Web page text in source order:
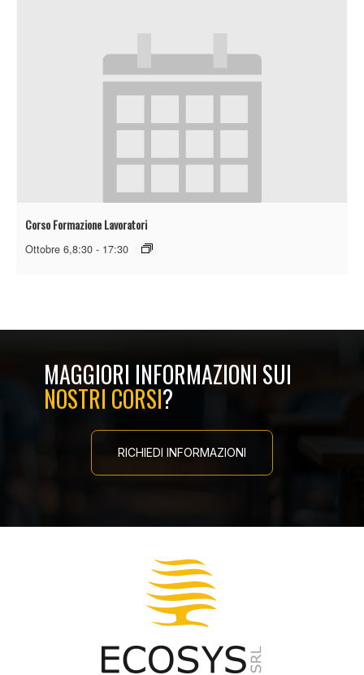
Corso Formazione Lavoratori
Ottobre 6,8:30 - 17:30
MAGGIORI INFORMAZIONI SUI
NOSTRI CORSI?
RICHIEDI INFORMAZIONI